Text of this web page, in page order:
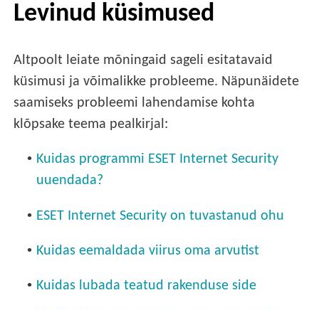
Levinud küsimused
Altpoolt leiate mõningaid sageli esitatavaid
küsimusi ja võimalikke probleeme. Näpunäidete
saamiseks probleemi lahendamise kohta
klõpsake teema pealkirjal:
• Kuidas programmi ESET Internet Security
uuendada?
• ESET Internet Security on tuvastanud ohu
• Kuidas eemaldada viirus oma arvutist
• Kuidas lubada teatud rakenduse side